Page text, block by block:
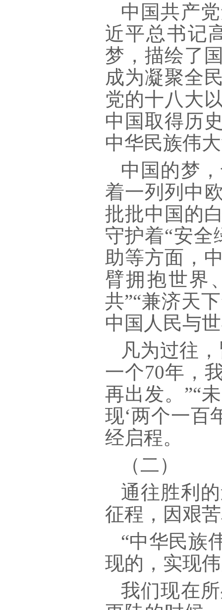
中国共产
近平总书记
梦，描绘了
成为凝聚全
党的十八大
中国取得历
中华民族伟
中国的梦
着一列列中
批批中国的
守护着“安
助等方面，
臂拥抱世界
共”“兼济天
中国人民与
凡为过往
一个70年，
再出发。”“
现‘两个一百
经启程。
（二）
通往胜利
征程，因艰
“中华民族
现的，实现
我们现在